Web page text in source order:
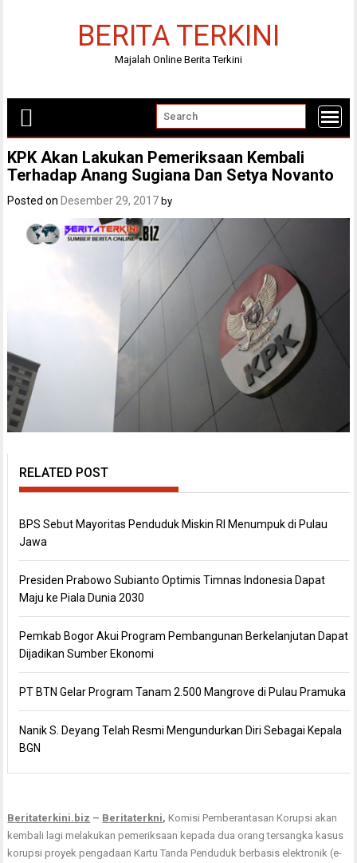
BERITA TERKINI
Majalah Online Berita Terkini
KPK Akan Lakukan Pemeriksaan Kembali
Terhadap Anang Sugiana Dan Setya Novanto
Posted on Desember 29, 2017 by
RELATED POST
BPS Sebut Mayoritas Penduduk Miskin RI Menumpuk di Pulau
Jawa
Presiden Prabowo Subianto Optimis Timnas Indonesia Dapat
Maju ke Piala Dunia 2030
Pemkab Bogor Akui Program Pembangunan Berkelanjutan Dapat
Dijadikan Sumber Ekonomi
PT BTN Gelar Program Tanam 2.500 Mangrove di Pulau Pramuka
Nanik S. Deyang Telah Resmi Mengundurkan Diri Sebagai Kepala
BGN
Beritaterkini.biz – Beritaterkni, Komisi Pemberantasan Korupsi akan
kembali lagi melakukan pemeriksaan kepada dua orang tersangka kasus
korupsi proyek pengadaan Kartu Tanda Penduduk berbasis elektronik (e-